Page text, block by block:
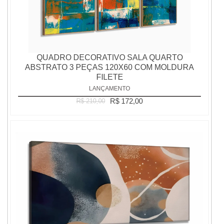
QUADRO DECORATIVO SALA QUARTO
ABSTRATO 3 PEÇAS 120X60 COM MOLDURA
FILETE
LANÇAMENTO
R$ 210,00 R$ 172,00